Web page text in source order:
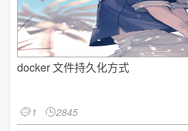
docker 文件持久化方式
1 2845